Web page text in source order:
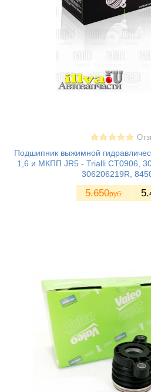
Подшипник выжимной
1,6 и МКПП JR5 - Trialli CT0906,
306206219R,
5.650руб.